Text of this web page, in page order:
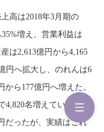
高は2018年3月期の
増え、営業利益は
は2,613億円から4,165
円へ拡大し、のれんは6
ら177億円へ増えた。
4,820名増えている。統
だったが、実績はこれ